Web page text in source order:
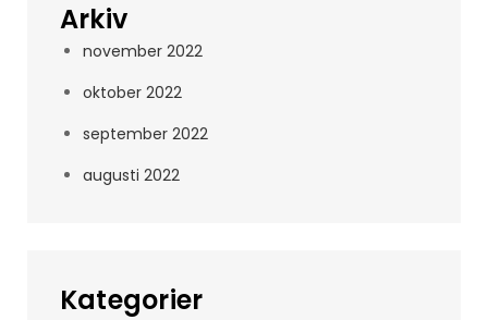
Arkiv
november 2022
oktober 2022
september 2022
augusti 2022
Kategorier